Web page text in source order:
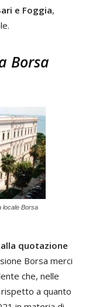
e Foggia,
Borsa
locale Borsa
quotazione
Borsa merci
che, nelle
a quanto